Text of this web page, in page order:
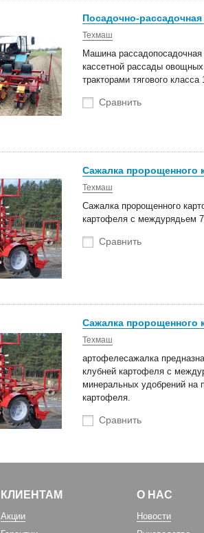
Посадочно-
Техмаш
Машина
кассетной рассады овощных
тракторами тягового класса
Сравнить
Сажалка пророщенного
Техмаш
Сажалка пророщенного
картофеля с междурядьем
Сравнить
Сажалка пророщенного
Техмаш
артофелесажалка
клубней картофеля с
минеральных удобрений на
картофеля.
Сравнить
КЛИЕНТАМ
Акции
О НАС
Новости